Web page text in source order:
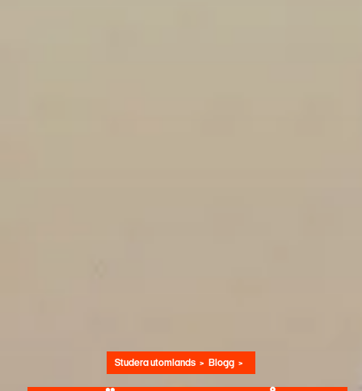
Studera utomlands Blogg